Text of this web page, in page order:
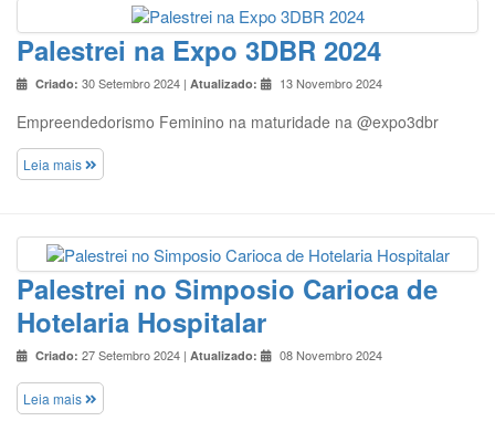
Palestrei na Expo 3DBR 2024
Criado: 30 Setembro 2024 | Atualizado: 13 Novembro 2024
Empreendedorismo Feminino na maturidade na @expo3dbr
Leia mais
Palestrei no Simposio Carioca de
Hotelaria Hospitalar
Criado: 27 Setembro 2024 | Atualizado: 08 Novembro 2024
Leia mais